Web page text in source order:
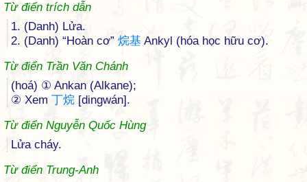
Từ điển trích dẫn
1. (Danh) Lửa.
2. (Danh) “Hoàn cơ” 烷基 Ankyl (hóa học hữu cơ).
Từ điển Trần Văn Chánh
(hoá) ① Ankan (Alkane);
② Xem 丁烷 [dingwán].
Từ điển Nguyễn Quốc Hùng
Lửa cháy.
Từ điển Trung-Anh